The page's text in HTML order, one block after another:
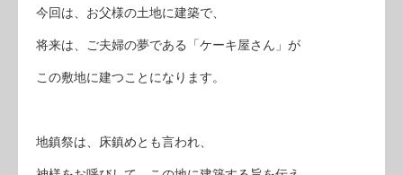
今回は、お父様の土地に建築で、
将来は、ご夫婦の夢である「ケーキ屋さん」が
この敷地に建つことになります。
地鎮祭は、床鎮めとも言われ、